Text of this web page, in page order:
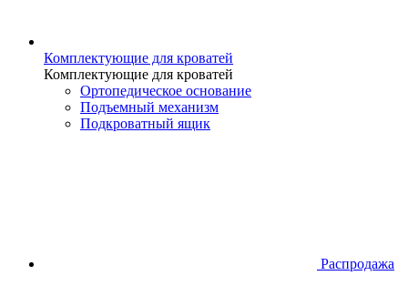
Комплектующие для кроватей
Комплектующие для кроватей
Ортопедическое основание
Подъемный механизм
Подкроватный ящик
Распродажа